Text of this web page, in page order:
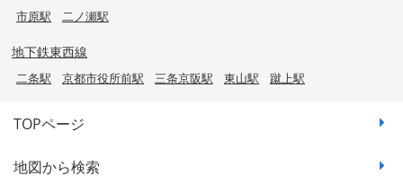
市原駅
二ノ瀬駅
地下鉄東西線
二条駅 京都市役所前駅 三条京阪駅 東山駅 蹴上駅
TOPページ
地図から検索